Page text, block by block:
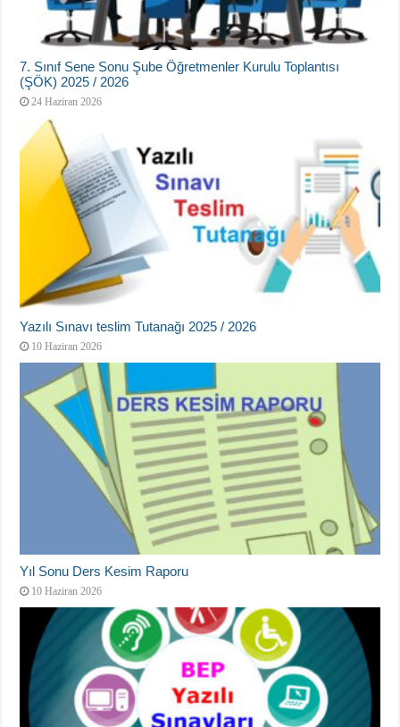
7. Sınıf Sene Sonu Şube Öğretmenler Kurulu Toplantısı
(ŞÖK) 2025 / 2026
24 Haziran 2026
Yazılı Sınavı teslim Tutanağı 2025 / 2026
10 Haziran 2026
Yıl Sonu Ders Kesim Raporu
10 Haziran 2026